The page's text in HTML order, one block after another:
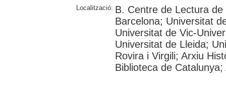
Localització: B. Centre de Lectura
Barcelona; Universitat
Universitat de Vic-
Universitat de Lleida;
Rovira i Virgili; Arxiu
Biblioteca de